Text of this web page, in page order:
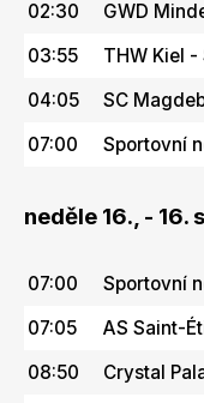
02:30
GWD
03:55
THW Kiel
04:05
SC
07:00
Sportovní
neděle 16., - 16.
07:00
Sportovní
07:05
AS Saint-
08:50
Crystal